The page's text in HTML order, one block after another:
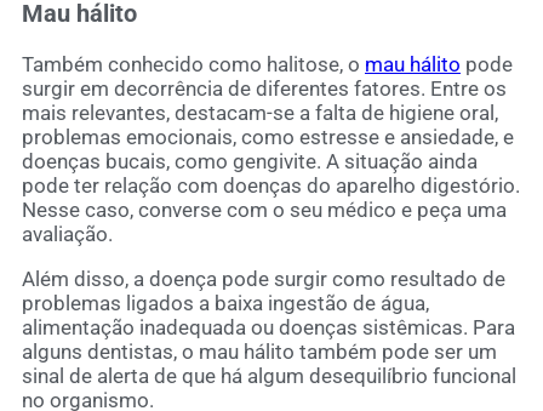
Mau hálito
Também conhecido como halitose, o mau hálito pode
surgir em decorrência de diferentes fatores. Entre os
mais relevantes, destacam-se a falta de higiene oral,
problemas emocionais, como estresse e ansiedade, e
doenças bucais, como gengivite. A situação ainda
pode ter relação com doenças do aparelho digestório.
Nesse caso, converse com o seu médico e peça uma
avaliação.
Além disso, a doença pode surgir como resultado de
problemas ligados a baixa ingestão de água,
alimentação inadequada ou doenças sistêmicas. Para
alguns dentistas, o mau hálito também pode ser um
sinal de alerta de que há algum desequilíbrio funcional
no organismo.